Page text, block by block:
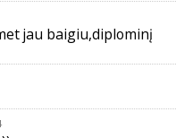
jau baigiu,diplominį